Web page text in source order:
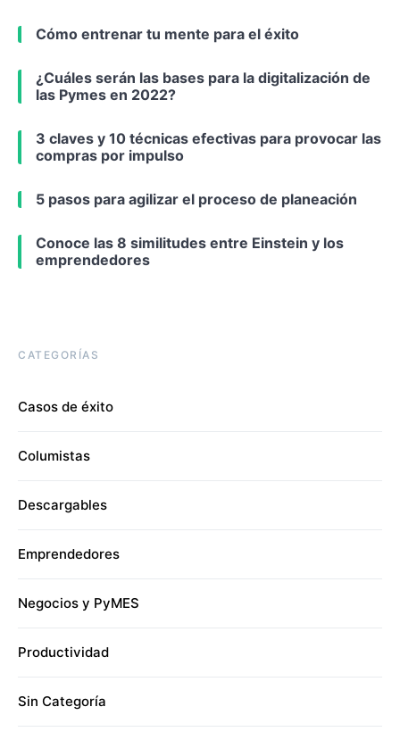
Cómo entrenar tu mente para el éxito
¿Cuáles serán las bases para la digitalización de
las Pymes en 2022?
3 claves y 10 técnicas efectivas para provocar las
compras por impulso
5 pasos para agilizar el proceso de planeación
Conoce las 8 similitudes entre Einstein y los
emprendedores
CATEGORÍAS
Casos de éxito
Columistas
Descargables
Emprendedores
Negocios y PyMES
Productividad
Sin Categoría